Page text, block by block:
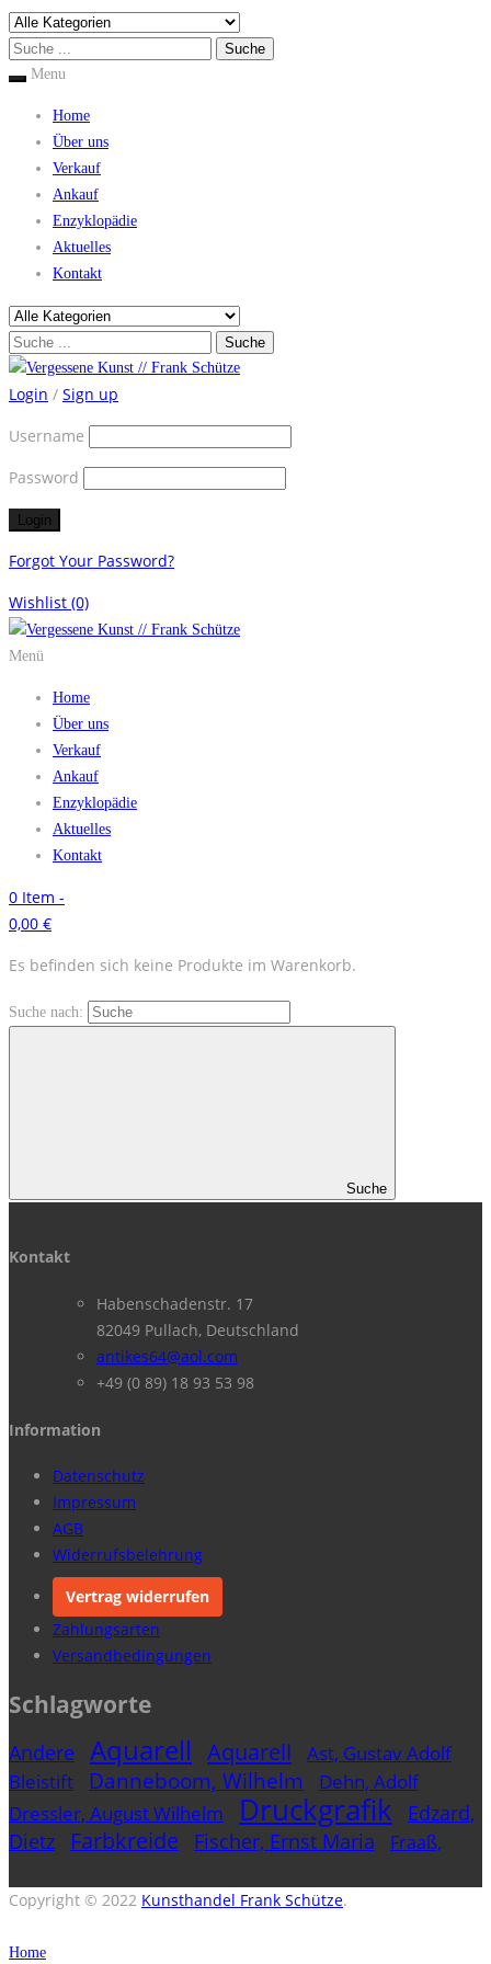
Menu
Home
Über uns
Verkauf
Ankauf
Enzyklopädie
Aktuelles
Kontakt
Login / Sign up
Username
Password
Forgot Your Password?
Wishlist (0)
Menü
Home
Über uns
Verkauf
Ankauf
Enzyklopädie
Aktuelles
Kontakt
0 Item -
0,00 €
Es befinden sich keine Produkte im Warenkorb.
Suche nach:
Suche
Kontakt
Habenschadenstr. 17
82049 Pullach, Deutschland
antikes64@aol.com
+49 (0 89) 18 93 53 98
Information
Datenschutz
Impressum
AGB
Widerrufsbelehrung
Vertrag widerrufen
Zahlungsarten
Versandbedingungen
Schlagworte
Andere Aquarell Aquarell
Ast, Gustav Adolf
Bleistift
Danneboom, Wilhelm
Dehn, Adolf
Dressler, August Wilhelm
Druckgrafik
Edzard,
Dietz
Farbkreide Fischer, Ernst Maria
Fraaß,
Hesselbach, Wilhelm Holzschnitt
Copyright © 2022 Kunsthandel Frank Schütze.
Home